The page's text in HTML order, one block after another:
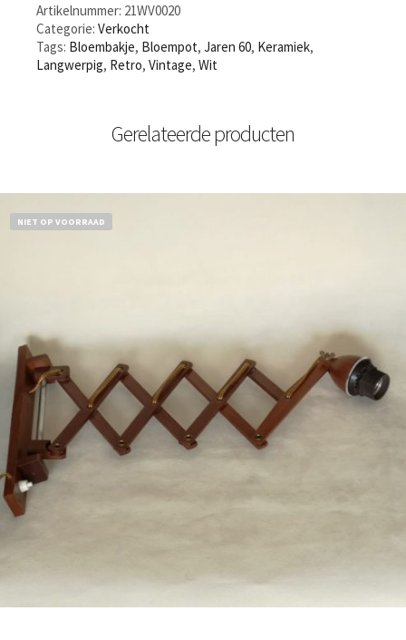
Artikelnummer: 21WV0020
Categorie: Verkocht
Tags: Bloembakje, Bloempot, Jaren 60, Keramiek,
Langwerpig, Retro, Vintage, Wit
Gerelateerde producten
NIET OP VOORRAAD